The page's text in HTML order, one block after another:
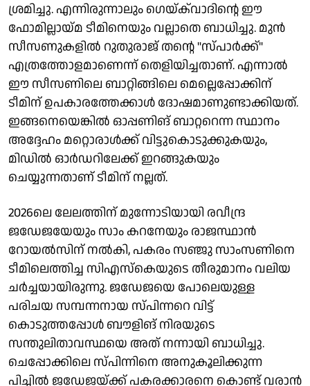
ശ്രമിച്ചു. എന്നിരുന്നാലും ഗെയ്ക്‌വാദിൻ്റെ ഈ
ഫോമില്ലായ്മ ടീമിനെയും വല്ലാതെ ബാധിച്ചു. മുൻ
സീസണുകളിൽ റുതുരാജ് തൻ്റെ "സ്പാർക്ക്"
എത്രത്തോളമാണെന്ന് തെളിയിച്ചതാണ്. എന്നാൽ
ഈ സീസണിലെ ബാറ്റിങ്ങിലെ മെല്ലെപ്പോക്കിന്
ടീമിന് ഉപകാരത്തേക്കാൾ ദോഷമാണുണ്ടാക്കിയത്.
ഇങ്ങനെയെങ്കിൽ ഓപ്പണിങ് ബാറ്ററെന്ന സ്ഥാനം
അദ്ദേഹം മറ്റൊരാൾക്ക് വിട്ടുകൊടുക്കുകയും,
മിഡിൽ ഓർഡറിലേക്ക് ഇറങ്ങുകയും
ചെയ്യുന്നതാണ് ടീമിന് നല്ലത്.
2026ലെ ലേലത്തിന് മുന്നോടിയായി രവീന്ദ്ര
ജഡേജയേയും സാം കറനേയും രാജസ്ഥാൻ
റോയൽസിന് നൽകി, പകരം സഞ്ജു സാംസണിനെ
ടീമിലെത്തിച്ച സിഎസ്കെയുടെ തീരുമാനം വലിയ
ചർച്ചയായിരുന്നു. ജഡേജയെ പോലെയുള്ള
പരിചയ സമ്പന്നനായ സ്പിന്നറെ വിട്ട്
കൊടുത്തപ്പോൾ ബൗളിങ് നിരയുടെ
സന്തുലിതാവസ്ഥയെ അത് നന്നായി ബാധിച്ചു.
ചെപ്പോക്കിലെ സ്പിന്നിനെ അനുകൂലിക്കുന്ന
പിച്ചിൽ ജഡേജയ്ക്ക് പകരക്കാരനെ കൊണ്ട് വരാൻ